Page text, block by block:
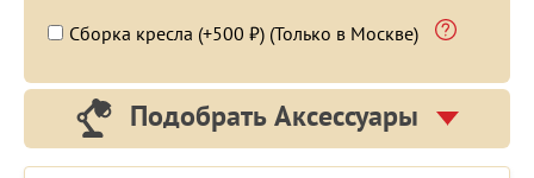
Сборка кресла (+500 ₽) (Только в Москве)
Подобрать Аксессуары